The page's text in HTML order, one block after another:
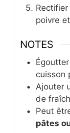
Rectifier
poivre
NOTES
cuisson
Ajouter
de
Peut
pâtes